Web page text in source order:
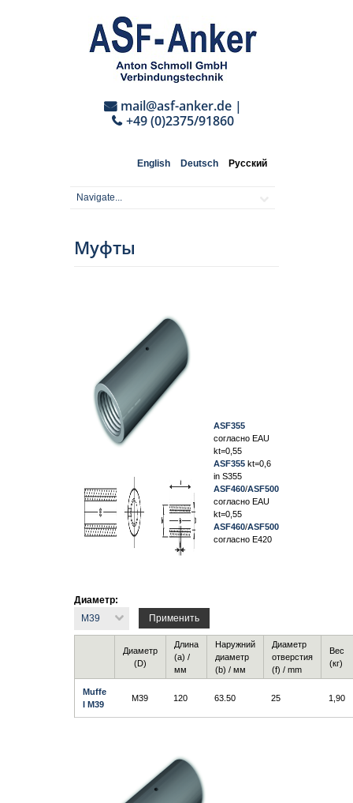
mail@asf-anker.de|
+49 (0)2375/91860
English Deutsch Русский
Муфты
ASF355
согласно EAU
kt=0,55
ASF355 kt=0,6
in S355
ASF460/ASF500
согласно EAU
kt=0,55
ASF460/ASF500
согласно E420
Диаметр:
Диаметр
(D)
Длина
(a) /
мм
Наружний
диаметр
(b) / мм
Диаметр
отверстия
(f) / mm
Вес
(кг)
Muffe
I M39
M39 120 63.50 25 1,90